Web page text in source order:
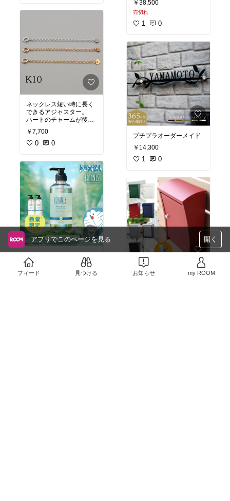
ネックレス短い時に長く
できるアジャスター。
ハートのチャームが後ろ
姿美人に
￥7,700
0 0
さわやかな愛らしいセッ
トです
￥1,540〜
やすい
￥38,500
売切れ
1 0
プチプラオーダーメイド
￥14,300
1 0
お洒落になる郵便ポスト
アプリでこのページを見る 開く
フィード 見つける お知らせ my ROOM